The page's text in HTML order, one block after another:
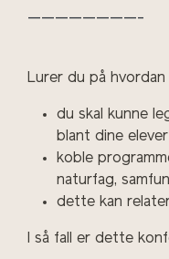
————————-
Lurer du på hvordan
du skal kunne
blant dine
koble
naturfag,
dette kan
I så fall er dette